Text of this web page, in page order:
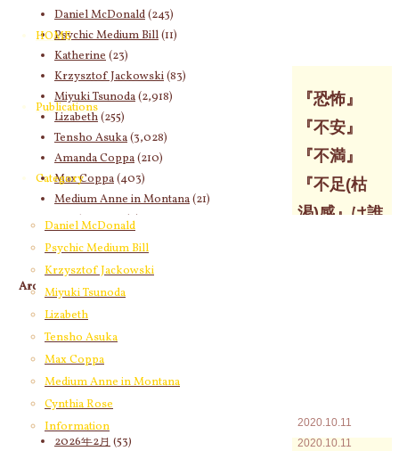
HOME
Publications
Category
Daniel McDonald
Psychic Medium Bill
Krzysztof Jackowski
Miyuki Tsunoda
Lizabeth
Tensho Asuka
Max Coppa
Medium Anne in Montana
Cynthia Rose
Information
『恐怖』
『不安』
『不満』
『不足(枯
渇)感』は誰
2020.10.11
2020.10.11
Daniel McDonald(243)
Psychic Medium Bill(11)
Katherine(23)
Krzysztof Jackowski(83)
Miyuki Tsunoda(2,918)
Lizabeth(255)
Tensho Asuka(3,028)
Amanda Coppa(210)
Max Coppa(403)
Medium Anne in Montana(21)
Cynthia Rose(4)
Archives
2026年8月
2026年7月(58)
2026年6月
2026年5月(67)
2026年4月(76)
2026年3月
2026年2月 (53)